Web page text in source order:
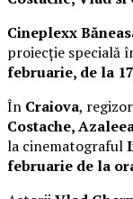
Cineplexx
proiecție specială
februarie, de la
În Craiova,
Costache,
la cinematograful
februarie de la